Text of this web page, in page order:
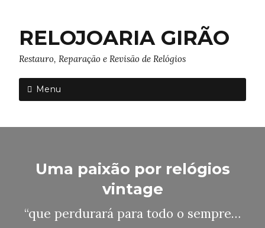
RELOJOARIA GIRÃO
Restauro, Reparação e Revisão de Relógios
Menu
Uma paixão por relógios
vintage
“que perdurará para todo o sempre…